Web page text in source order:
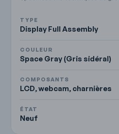
TYPE
Display Full Assembly
COULEUR
Space Gray (Gris sidéral)
COMPOSANTS
LCD, webcam, charnières
ÉTAT
Neuf